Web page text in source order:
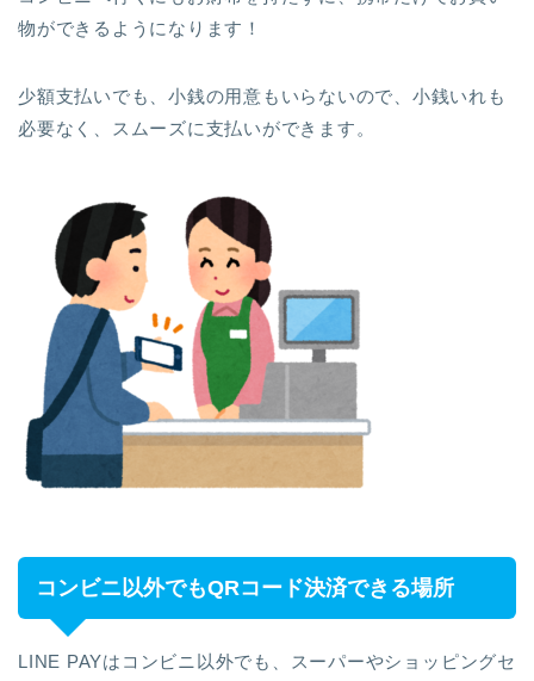
物ができるようになります！
少額支払いでも、小銭の用意もいらないので、小銭いれも
必要なく、スムーズに支払いができます。
コンビニ以外でもQRコード決済できる場所
LINE PAYはコンビニ以外でも、スーパーやショッピングセ